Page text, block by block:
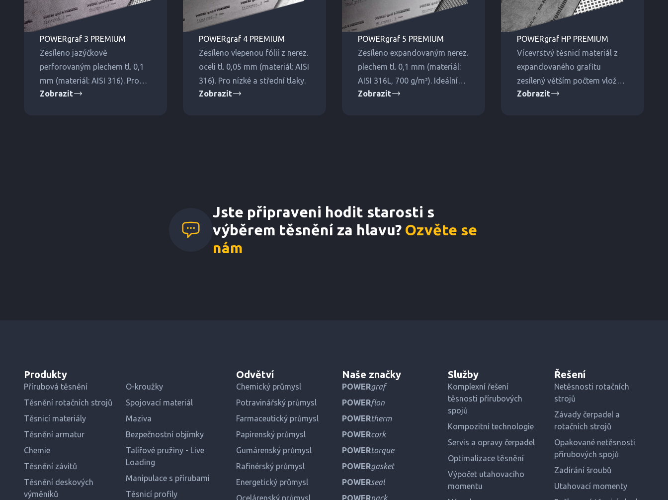
POWERgraf 3 PREMIUM
Zesíleno jazýčkově
perforovaným plechem tl. 0,1
mm (materiál: AISI 316). Pro
střední a vyšší tlaky.
Zobrazit
POWERgraf 4 PREMIUM
Zesíleno vlepenou fólií z nerez.
oceli tl. 0,05 mm (materiál: AISI
316). Pro nízké a střední tlaky.
Zobrazit
POWERgraf 5 PREMIUM
Zesíleno expandovaným nerez.
plechem tl. 0,1 mm (materiál:
AISI 316L, 700 g/m²). Ideální
těsnění na velké změny tlaků.
Zobrazit
POWERgraf HP PREMIUM
Vícevrstvý těsnicí materiál z
expandovaného grafitu
zesílený větším počtem vložek
bez použití lepidel. Vhodné pro
Zobrazit
Jste připraveni hodit starosti s
výběrem těsnění za hlavu? Ozvěte se
nám
Produkty
Přírubová těsnění
Těsnění rotačních strojů
Těsnicí materiály
Těsnění armatur
Chemie
Těsnění závitů
Těsnění deskových
výměníků
O-kroužky
Spojovací materiál
Maziva
Bezpečnostní objímky
Talířové pružiny - Live
Loading
Manipulace s přírubami
Těsnicí profily
Odvětví
Chemický průmysl
Potravinářský průmysl
Farmaceutický průmysl
Papírenský průmysl
Gumárenský průmysl
Rafinérský průmysl
Energetický průmysl
Ocelárenský průmysl
Naše značky
POWERgraf
POWERflon
POWERtherm
POWERcork
POWERtorque
POWERgasket
POWERseal
POWERpack
Služby
Komplexní řešení
těsnosti přírubových
spojů
Kompozitní technologie
Servis a opravy čerpadel
Optimalizace těsnění
Výpočet utahovacího
momentu
Řešení
Netěsnosti rotačních
strojů
Závady čerpadel a
rotačních strojů
Opakované netěsnosti
přírubových spojů
Zadírání šroubů
Utahovací momenty